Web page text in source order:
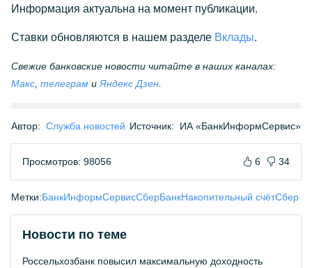
Информация актуальна на момент публикации.
Ставки обновляются в нашем разделе Вклады.
Свежие банковские новости читайте в наших каналах:
Макс телеграм и Яндекс Дзен
Автор: Служба новостей Источник: ИА «БанкИнформСервис»
Просмотров: 98056 6 34
Метки:БанкИнформСервисСберБанкНакопительный счётСбер
Новости по теме
Россельхозбанк повысил максимальную доходность